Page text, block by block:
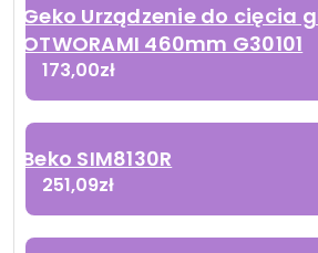
Geko Urządzenie do cięcia
OTWORAMI 460mm G30101
173,00zł
Beko SIM8130R
251,09zł